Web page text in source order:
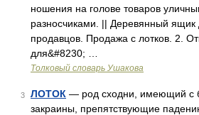
ношения на голове товаров
разносчиками. || Деревянный ящик
продавцов. Продажа с лотков. 2.
для&#8230; …
Толковый словарь Ушакова
3 ЛОТОК — род сходни, имеющий с
закраины, препятствующие